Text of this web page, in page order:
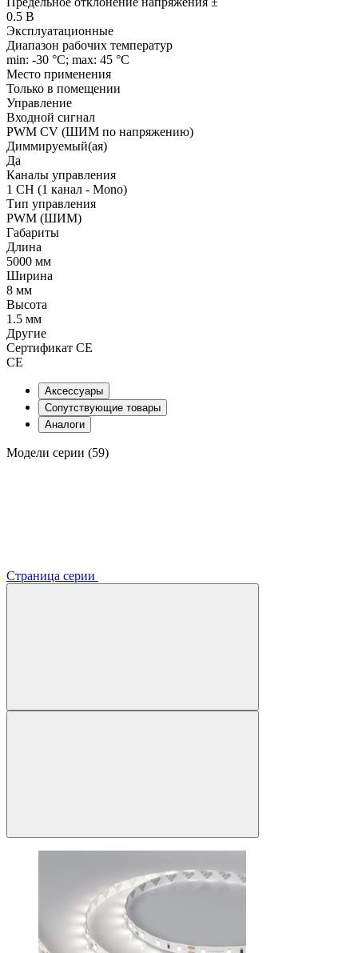
0.5 В
Эксплуатационные
Диапазон рабочих температур
min: -30 °C; max: 45 °C
Место применения
Только в помещении
Управление
Входной сигнал
PWM СV (ШИМ по напряжению)
Диммируемый(ая)
Да
Каналы управления
1 CH (1 канал - Mono)
Тип управления
PWM (ШИМ)
Габариты
Длина
5000 мм
Ширина
8 мм
Высота
1.5 мм
Другие
Сертификат CE
CE
Аксессуары
Сопутствующие товары
Аналоги
Модели серии (59)
Страница серии